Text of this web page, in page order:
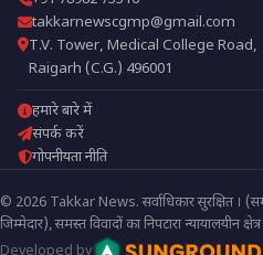
takkarnewscgmp@gmail.com
T.V. Tower, Medical College Road,
Raigarh (C.G.) 496001
हमारे बारे में
संपर्क करें
गोपनीयता नीति
© 2026 Takkar News. सर्वाधिकार सुरक्षित ।
जिम्मेदार), समस्त विवादों का निपटारा न्यायालयीन क्षेत्र
Developed by